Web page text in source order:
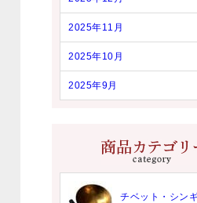
2025年11月
2025年10月
2025年9月
チベット・シン